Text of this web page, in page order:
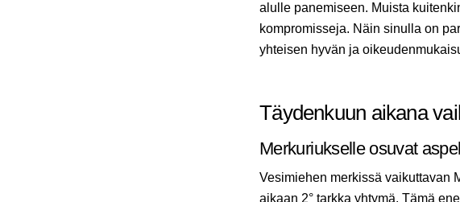
alulle panemiseen. Muista
kompromisseja. Näin sinulla on
yhteisen hyvän ja
Täydenkuun aikana
Merkuriukselle osuvat
Vesimiehen merkissä vaikuttavan
aikaan 2° tarkka yhtymä. Tämä